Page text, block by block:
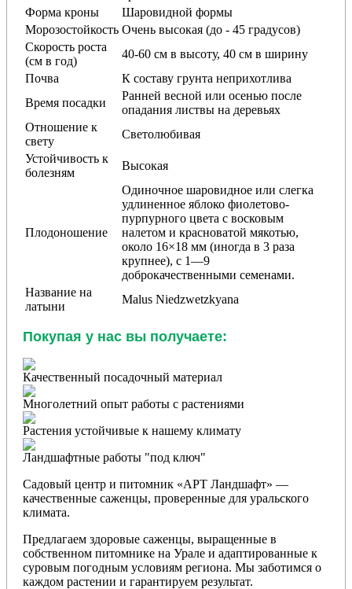
Форма кроны
Шаровидной формы
Морозостойкость Очень высокая (до - 45 градусов)
Скорость роста
(см в год)
40-60 см в высоту, 40 см в ширину
Почва
К составу грунта неприхотлива
Время посадки
Ранней весной или осенью после
опадания листвы на деревьях
Отношение к
свету
Светолюбивая
Устойчивость к
болезням
Высокая
Плодоношение
Одиночное шаровидное или слегка
удлиненное яблоко фиолетово-
пурпурного цвета с восковым
налетом и красноватой мякотью,
около 16×18 мм (иногда в 3 раза
крупнее), с 1—9
доброкачественными семенами.
Название на
латыни
Malus Niedzwetzkyana
Покупая у нас вы получаете:
Качественный посадочный материал
Многолетний опыт работы с растениями
Растения устойчивые к нашему климату
Ландшафтные работы "под ключ"
Садовый центр и питомник «АРТ Ландшафт» —
качественные саженцы, проверенные для уральского
климата.
Предлагаем здоровые саженцы, выращенные в
собственном питомнике на Урале и адаптированные к
суровым погодным условиям региона. Мы заботимся о
каждом растении и гарантируем результат.